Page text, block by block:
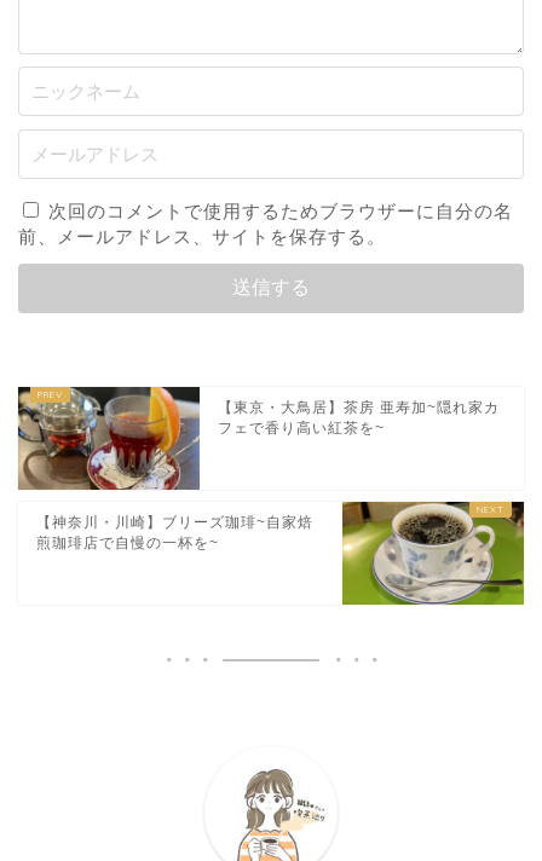
次回のコメントで使用するためブラウザーに自分の名
前、メールアドレス、サイトを保存する。
【東京・大鳥居】茶房 亜寿加~隠れ家カ
フェで香り高い紅茶を~
【神奈川・川崎】ブリーズ珈琲~自家焙
煎珈琲店で自慢の一杯を~